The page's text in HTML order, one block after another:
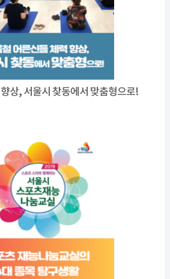
상, 서울시 찾동에서 맞춤형으로!